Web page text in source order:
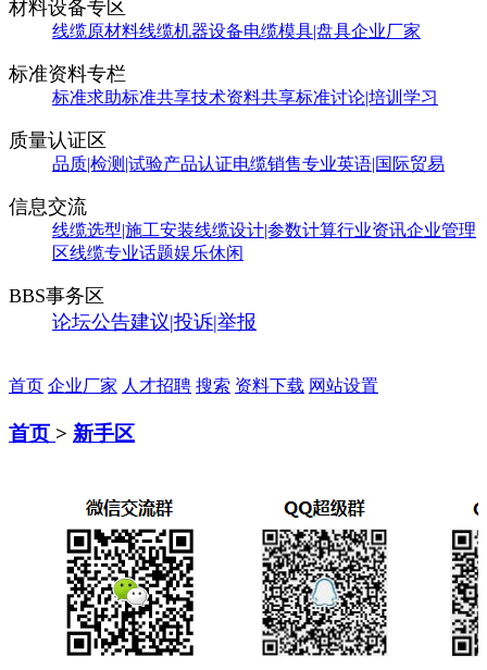
材料设备专区
线缆原材料线缆机器设备电缆模具|盘具企业厂家
标准资料专栏
标准求助标准共享技术资料共享标准讨论|培训学习
质量认证区
品质|检测|试验产品认证电缆销售专业英语|国际贸易
信息交流
线缆选型|施工安装线缆设计|参数计算行业资讯企业管理
区线缆专业话题娱乐休闲
BBS事务区
论坛公告建议|投诉|举报
首页 企业厂家 人才招聘 搜索 资料下载 网站设置
首页 > 新手区